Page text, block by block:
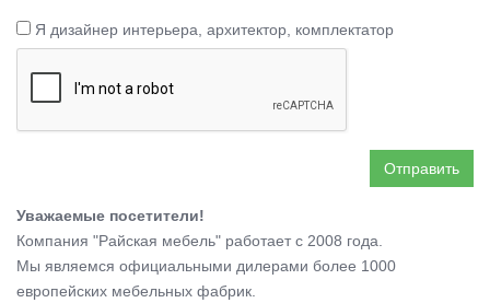
Я дизайнер интерьера, архитектор, комплектатор
Отправить
Уважаемые посетители!
Компания "Райская мебель" работает с 2008 года.
Мы являемся официальными дилерами более 1000
европейских мебельных фабрик.